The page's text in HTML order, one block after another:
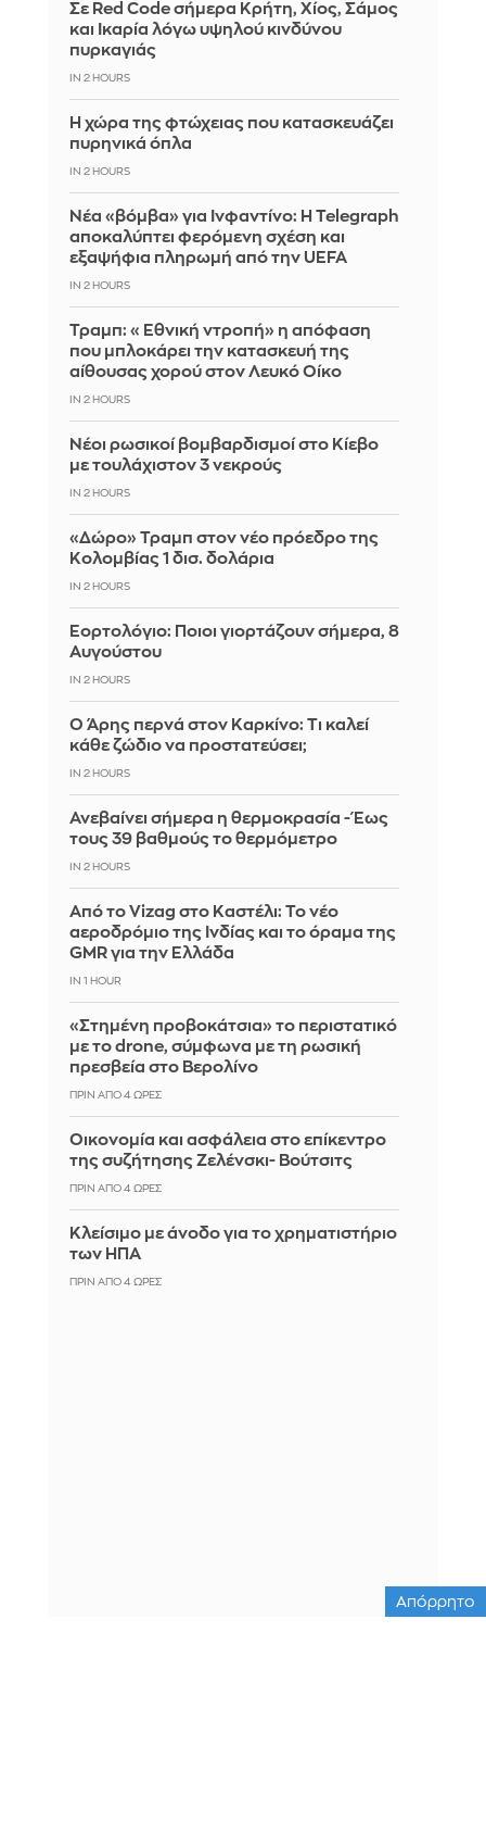
Σε Red Code σήμερα Κρήτη, Χίος, Σάμος
και Ικαρία λόγω υψηλού κινδύνου
πυρκαγιάς
IN 2 HOURS
Η χώρα της φτώχειας που κατασκευάζει
πυρηνικά όπλα
IN 2 HOURS
Νέα «βόμβα» για Ινφαντίνο: Η Telegraph
αποκαλύπτει φερόμενη σχέση και
εξαψήφια πληρωμή από την UEFA
IN 2 HOURS
Τραμπ: «Εθνική ντροπή» η απόφαση
που μπλοκάρει την κατασκευή της
αίθουσας χορού στον Λευκό Οίκο
IN 2 HOURS
Νέοι ρωσικοί βομβαρδισμοί στο Κίεβο
με τουλάχιστον 3 νεκρούς
IN 2 HOURS
«Δώρο» Τραμπ στον νέο πρόεδρο της
Κολομβίας 1 δισ. δολάρια
IN 2 HOURS
Εορτολόγιο: Ποιοι γιορτάζουν σήμερα, 8
Αυγούστου
IN 2 HOURS
Ο Άρης περνά στον Καρκίνο: Τι καλεί
κάθε ζώδιο να προστατεύσει;
IN 2 HOURS
Ανεβαίνει σήμερα η θερμοκρασία - Έως
τους 39 βαθμούς το θερμόμετρο
IN 2 HOURS
Από το Vizag στο Καστέλι: Το νέο
αεροδρόμιο της Ινδίας και το όραμα της
GMR για την Ελλάδα
IN 1 HOUR
«Στημένη προβοκάτσια» το περιστατικό
με το drone, σύμφωνα με τη ρωσική
πρεσβεία στο Βερολίνο
ΠΡΙΝ ΑΠΌ 4 ΏΡΕΣ
Οικονομία και ασφάλεια στο επίκεντρο
της συζήτησης Ζελένσκι- Βούτσιτς
ΠΡΙΝ ΑΠΌ 4 ΏΡΕΣ
Κλείσιμο με άνοδο για το χρηματιστήριο
των ΗΠΑ
ΠΡΙΝ ΑΠΌ 4 ΏΡΕΣ
Απόρρητο